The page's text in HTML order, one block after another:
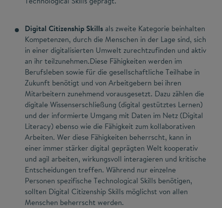
Digital Citizenship Skillsals zweite Kategorie beinhalten
Kompetenzen, durch die Menschen in der Lage sind, sich
in einer digitalisierten Umwelt zurechtzufinden und aktiv
an ihr teilzunehmen.Diese Fähigkeiten werden im
Berufsleben sowie für die gesellschaftliche Teilhabe in
Zukunft benötigt und von Arbeitgebern bei ihren
Mitarbeitern zunehmend vorausgesetzt. Dazu zählen die
digitale Wissenserschließung (digital gestütztes Lernen)
und der informierte Umgang mit Daten im Netz (Digital
Literacy) ebenso wie die Fähigkeit zum kollaborativen
Arbeiten. Wer diese Fähigkeiten beherrscht, kann in
einer immer stärker digital geprägten Welt kooperativ
und agil arbeiten, wirkungsvoll interagieren und kritische
Entscheidungen treffen. Während nur einzelne
Personen spezifische Technological Skills benötigen,
sollten Digital Citizenship Skills möglichst von allen
Menschen beherrscht werden.